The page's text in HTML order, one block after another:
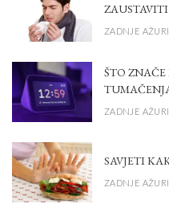
ZAUSTAVITI
ZADNJE
ŠTO ZNAČE
ZADNJE
SAVJETI
ZADNJE